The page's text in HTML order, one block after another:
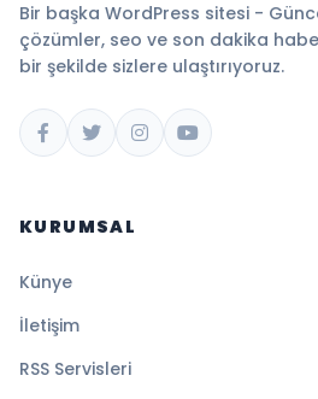
Bir başka WordPress sitesi -
çözümler, seo ve son dakika
bir şekilde sizlere ulaştırıyoruz.
KURUMSAL
Künye
İletişim
RSS Servisleri